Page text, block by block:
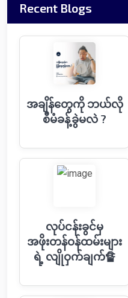
Recent Blogs
အချိန်တွေကို ဘယ်လို
စီမံခန့်ခွဲမလဲ ?
လုပ်ငန်းခွင်မှ
အဖိုးတန်ဝန်ထမ်းများ
ရဲ့ လျိုဝှက်ချက်🔏